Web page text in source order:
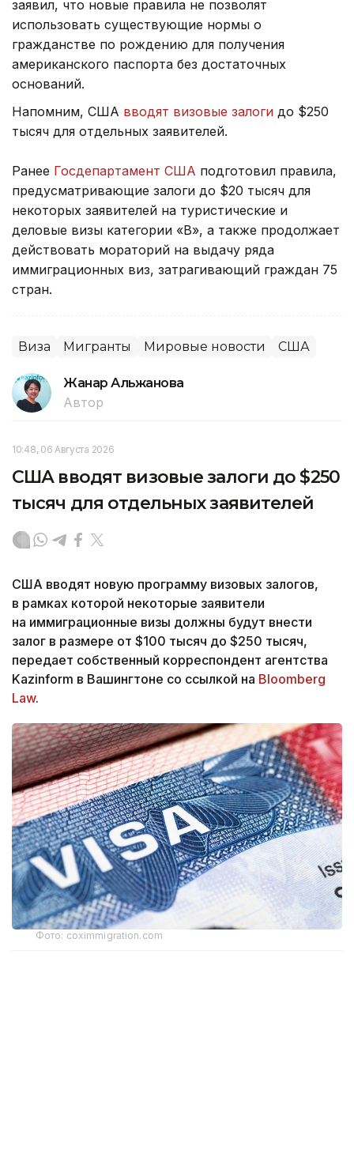
заявил, что новые правила не позволят
использовать существующие нормы о
гражданстве по рождению для получения
американского паспорта без достаточных
оснований.
Напомним, США вводят визовые залоги до $250
тысяч для отдельных заявителей.
Ранее Госдепартамент США подготовил правила,
предусматривающие залоги до $20 тысяч для
некоторых заявителей на туристические и
деловые визы категории «B», а также продолжает
действовать мораторий на выдачу ряда
иммиграционных виз, затрагивающий граждан 75
стран.
Виза Мигранты Мировые новости США
Жанар Альжанова
Автор
10:48, 06 Августа 2026
США вводят визовые залоги до $250
тысяч для отдельных заявителей
США вводят новую программу визовых залогов,
в рамках которой некоторые заявители
на иммиграционные визы должны будут внести
залог в размере от $100 тысяч до $250 тысяч,
передает собственный корреспондент агентства
Kazinform в Вашингтоне со ссылкой на Bloomberg
Law.
Фото: coximmigration.com